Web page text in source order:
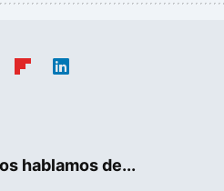
hablamos de...